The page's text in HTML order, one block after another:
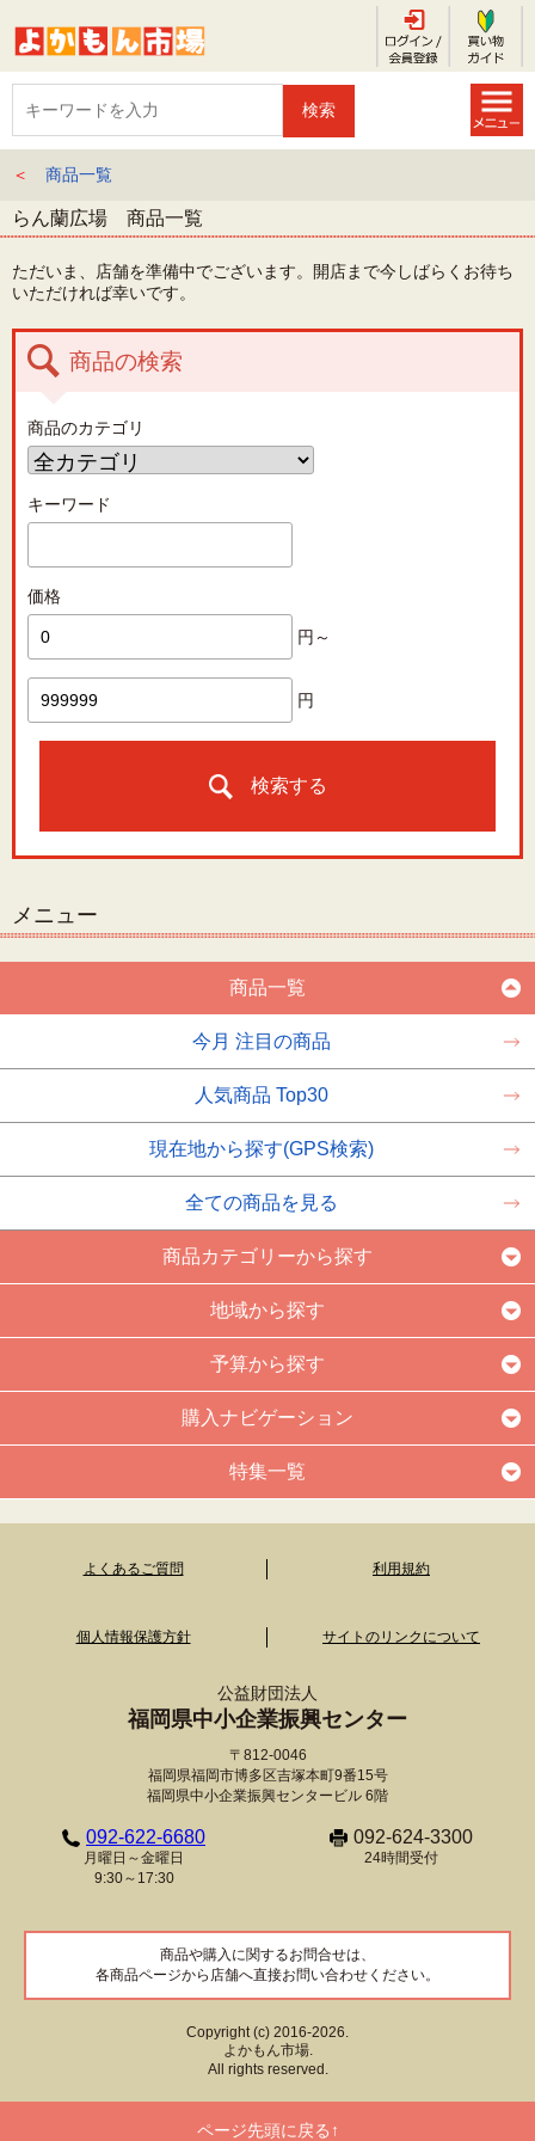
＜ 商品一覧
らん蘭広場 商品一覧
ただいま、店舗を準備中でございます。開店まで今しばらくお待ち
いただければ幸いです。
商品の検索
商品のカテゴリ
キーワード
価格
円～
円
検索する
メニュー
商品一覧
今月 注目の商品
人気商品 Top30
現在地から探す(GPS検索)
全ての商品を見る
商品カテゴリーから探す
地域から探す
予算から探す
購入ナビゲーション
特集一覧
よくあるご質問 利用規約
個人情報保護方針 サイトのリンクについて
公益財団法人
福岡県中小企業振興センター
〒812-0046
福岡県福岡市博多区吉塚本町9番15号
福岡県中小企業振興センタービル 6階
092-622-6680
月曜日～金曜日
9:30～17:30
092-624-3300
24時間受付
商品や購入に関するお問合せは、
各商品ページから店舗へ直接お問い合わせください。
Copyright (c) 2016-2026.
よかもん市場.
All rights reserved.
ページ先頭に戻る↑